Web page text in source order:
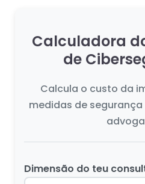
Calculadora
de
Calcula o custo da
medidas de
Dimensão do teu